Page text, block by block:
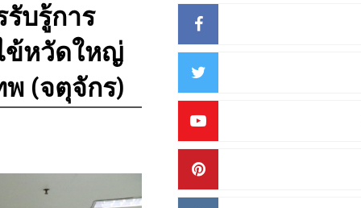
บรู้การ
ข้หวัดใหญ่
(จตุจักร)